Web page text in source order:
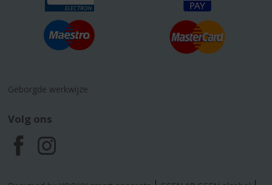
Geborgde werkwijze
Volg ons
F
a
I
n